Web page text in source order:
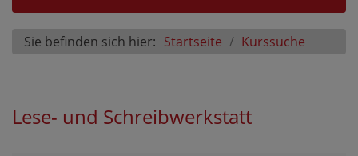
Sie befinden sich hier: Startseite Kurssuche
Lese- und Schreibwerkstatt